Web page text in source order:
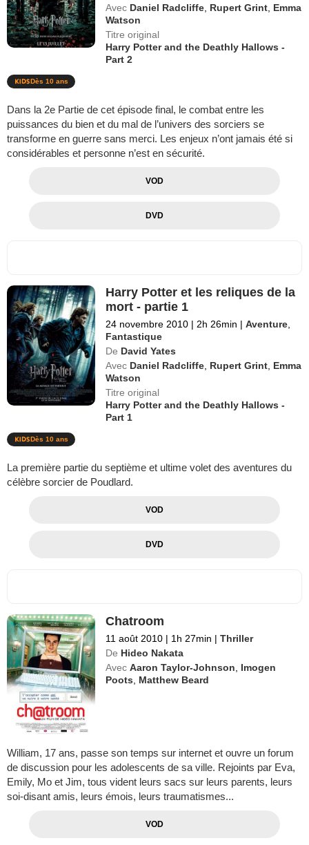
Avec Daniel Radcliffe, Rupert Grint, Emma
Watson
Titre original
Harry Potter and the Deathly Hallows -
Part 2
Dès 10 ans
Dans la 2e Partie de cet épisode final, le combat entre les
puissances du bien et du mal de l’univers des sorciers se
transforme en guerre sans merci. Les enjeux n’ont jamais été si
considérables et personne n’est en sécurité.
VOD
DVD
Harry Potter et les reliques de la
mort - partie 1
24 novembre 2010 | 2h 26min | Aventure,
Fantastique
De David Yates
Avec Daniel Radcliffe, Rupert Grint, Emma
Watson
Titre original
Harry Potter and the Deathly Hallows -
Part 1
Dès 10 ans
La première partie du septième et ultime volet des aventures du
célèbre sorcier de Poudlard.
VOD
DVD
Chatroom
11 août 2010 | 1h 27min | Thriller
De Hideo Nakata
Avec Aaron Taylor-Johnson, Imogen
Poots, Matthew Beard
William, 17 ans, passe son temps sur internet et ouvre un forum
de discussion pour les adolescents de sa ville. Rejoints par Eva,
Emily, Mo et Jim, tous vident leurs sacs sur leurs parents, leurs
soi-disant amis, leurs émois, leurs traumatismes...
VOD